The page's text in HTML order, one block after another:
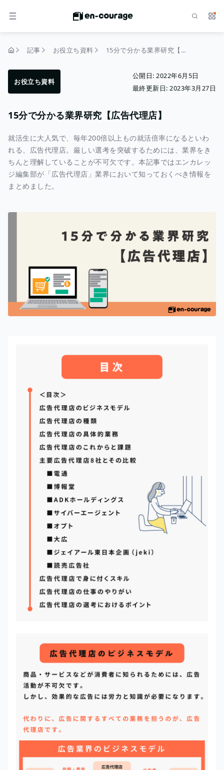
メニュー サ
記事 お役立ち資料 15分で分かる業界研究【広告代理店】
お役立ち資料
公開日: 2022年6月5日
最終更新日: 2023年3月27日
15分で分かる業界研究【広告代理店】
就活生に大人気で、毎年200倍以上もの就活倍率になるといわ
れる、広告代理店。厳しい選考を突破するためには、業界をき
ちんと理解していることが不可欠です。本記事ではエンカレッ
ジ編集部が「広告代理店」業界において知っておくべき情報を
まとめました。